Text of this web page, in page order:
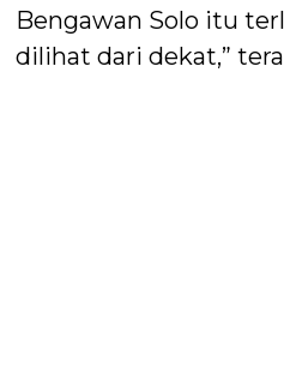
Bengawan Solo itu
dilihat dari dekat,”